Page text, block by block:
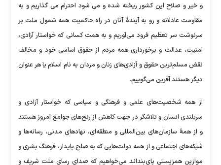
و خیر و صلاح این کشور ریخته شده و می شود احترام می گذاریم و به
مقاومت عادلانه و رو به آیندهٔ آنان در راه حاکمیت همه شمول ملت بر
سرنوشت سر تعظیم فرود می‌آوریم و به همت کسانی که خواستار آزادی،
امنیت، عدالت و برخورداری همه مردم از حقوق اساسی خود و مخالف
نقض مسلم‌ترین حقوق و آزادی‌های زنان و مردان به نام اسلام یا هر عنوان
دیگر هستند آفرین می‌گوییم.
از همه شخصیت‌های علمی و فرهنگی و سیاسی که خواستار آزادی و
سربلندی انسان و تلاشگر در جهت کاهش از رنج‌های جوامع امروز هستند
و از همهٔ سازمان‌های بین‌المللی و منطقه‌ای، نهادهای مدنی، رسانه‌ها و
شبکه‌های اجتماعی و از همه دولت‌هایی که به صلح پایدار، فرهنگ بشری و
موازین همزیستی پای‌بنداند می‌خواهیم که صدای رسای ملت شریف و